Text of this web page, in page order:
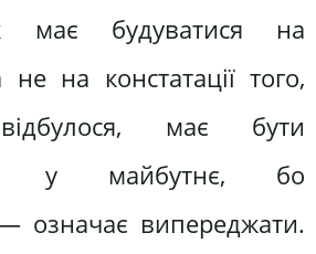
має будуватися на
не на констатації того,
має бути
у майбутнє, бо
означає випереджати.